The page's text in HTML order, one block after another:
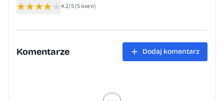
atrakcyjne nagrody. Rozstrzygnięcie
dotyczących zasad udziału oraz terminów
znajduje się w regulaminie konkursu.
★★★★★4.2/5(5 ocen)
Komentarze Dodaj komentarz